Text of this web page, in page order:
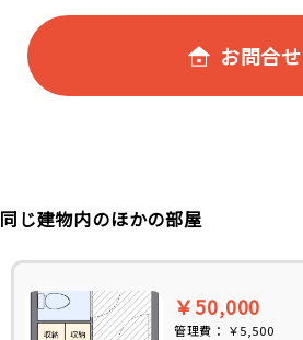
お問合せ
同じ建物内のほかの部屋
￥50,000
管理費： ￥5,500